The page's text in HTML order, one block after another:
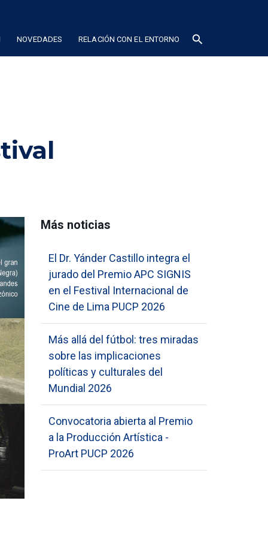
NOVEDADES RELACIÓN CON EL ENTORNO search
Más noticias
El Dr. Yánder Castillo integra el
jurado del Premio APC SIGNIS
en el Festival Internacional de
Cine de Lima PUCP 2026
Más allá del fútbol: tres miradas
sobre las implicaciones
políticas y culturales del
Mundial 2026
Convocatoria abierta al Premio
a la Producción Artística -
ProArt PUCP 2026